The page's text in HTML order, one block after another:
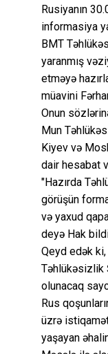
Rusiyanın
informasiya
BMT
yaranmış
etməyə
müavini
Onun
Mun
Kiyev və
dair hesabat
"Hazırda
görüşün
və yaxud
deyə Hak
Qeyd edək ki,
Təhlükəsizlik
olunacaq
Rus
üzrə
yaşayan